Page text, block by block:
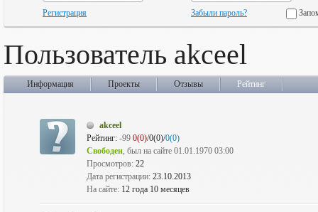
Регистрация
Забыли пароль?
Пользователь akceel
Информация Проекты Отзывы Рейтинг
akceel
Рейтинг: -99 0(0)/0(0)/0(0)
Свободен, был на сайте 01.01.1970 03:00
Просмотров: 22
Дата регистрации: 23.10.2013
На сайте: 12 года 10 месяцев